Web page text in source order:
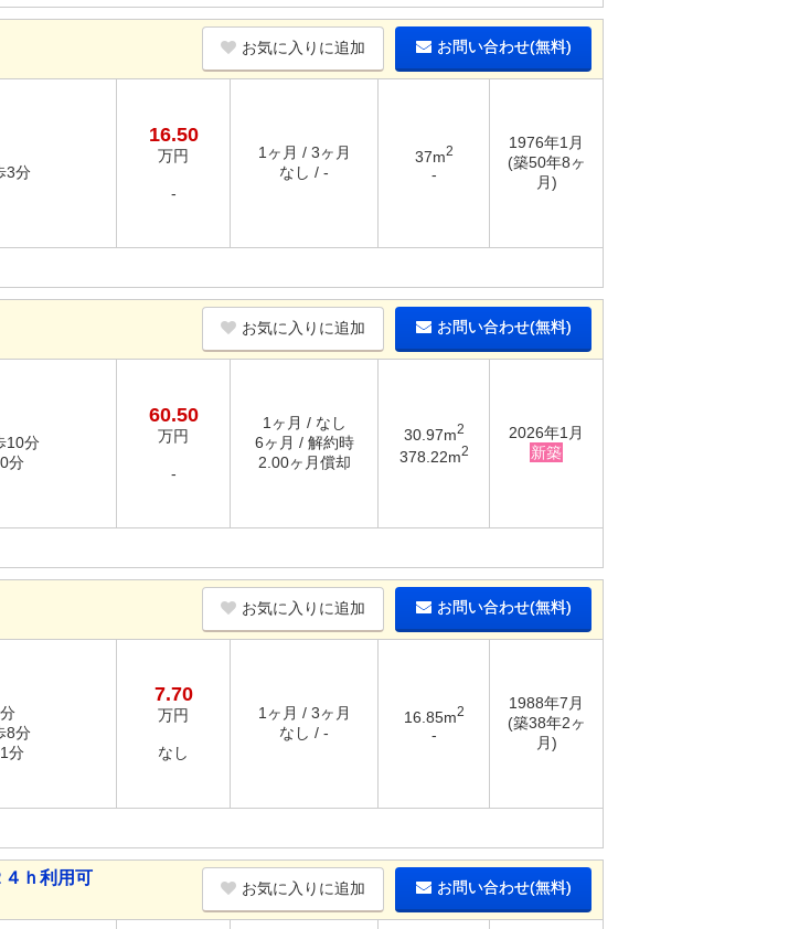
お気に入りに追加 お問い合わせ(無料)
3分
16.50
万円
-
1ヶ月 / 3ヶ月
なし / -
37m2
-
1976年1月
(築50年8ヶ
月)
お気に入りに追加 お問い合わせ(無料)
10分
分
60.50
万円
-
1ヶ月 / なし
6ヶ月 / 解約時
2.00ヶ月償却
30.97m2
378.22m2
2026年1月
新築
お気に入りに追加 お問い合わせ(無料)
8分
分
7.70
万円
なし
1ヶ月 / 3ヶ月
なし / -
16.85m2
-
1988年7月
(築38年2ヶ
月)
ｈ利用可
お気に入りに追加 お問い合わせ(無料)